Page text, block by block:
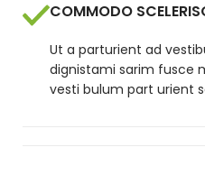
COMMODO
Ut a parturient ad
dignistami sarim fusce
vesti bulum part urient